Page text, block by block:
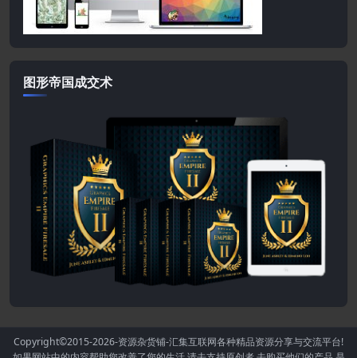
图形帝国成交术
Copyright©2015-2026-资源杂货铺-汇集互联网各种精品资源分享与交流平台!